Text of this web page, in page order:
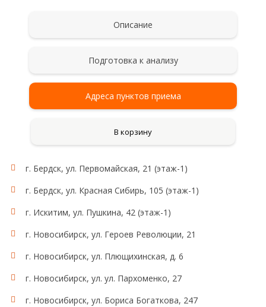
Описание
Подготовка к анализу
Адреса пунктов приема
В корзину
г. Бердск, ул. Первомайская, 21 (этаж-1)
г. Бердск, ул. Красная Сибирь, 105 (этаж-1)
г. Искитим, ул. Пушкина, 42 (этаж-1)
г. Новосибирск, ул. Героев Революции, 21
г. Новосибирск, ул. Плющихинская, д. 6
г. Новосибирск, ул. ул. Пархоменко, 27
г. Новосибирск, ул. Бориса Богаткова, 247